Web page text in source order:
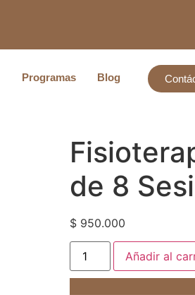
Programas Blog
de 8
$950.000
Añadir al